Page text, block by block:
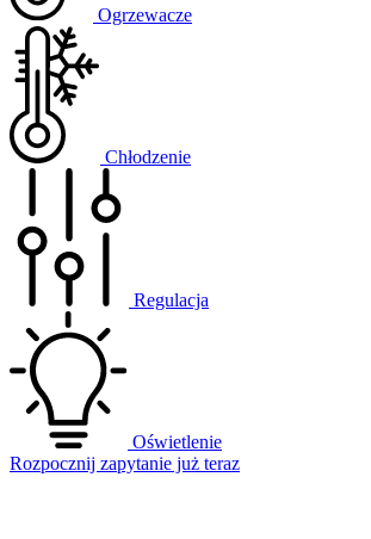
Ogrzewacze
Chłodzenie
Regulacja
Oświetlenie
Rozpocznij zapytanie już teraz